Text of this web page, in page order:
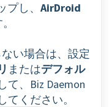
プし、 AirDroid
い場合は、設定
またはデフォル
て、Biz Daemon
ください。